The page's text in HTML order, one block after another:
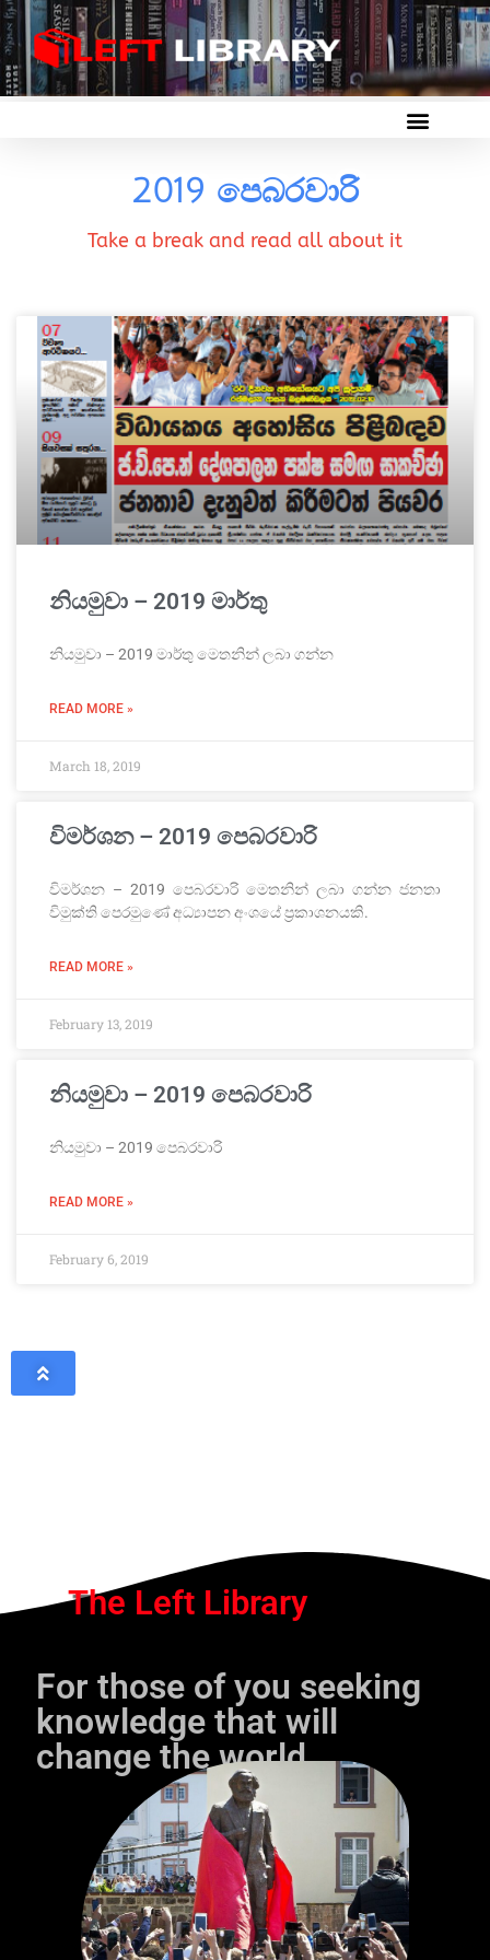
2019 පෙබරවාරි
Take a break and read all about it
නියමුවා – 2019 මාර්තු
නියමුවා – 2019 මාර්තු මෙතනින් ලබා ගන්න
READ MORE »
March 18, 2019
විමර්ශන – 2019 පෙබරවාරි
විමර්ශන – 2019 පෙබරවාරි මෙතනින් ලබා ගන්න ජනතා
විමුක්ති පෙරමුණේ අධ්‍යාපන අංශයේ ප්‍රකාශනයකි.
READ MORE »
February 13, 2019
නියමුවා – 2019 පෙබරවාරි
නියමුවා – 2019 පෙබරවාරි
READ MORE »
February 6, 2019
The Left Library
For those of you seeking
knowledge that will
change the world